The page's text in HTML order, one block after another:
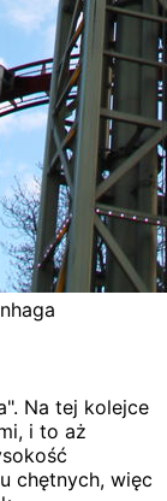
Na tej kolejce
i to aż
chętnych, więc